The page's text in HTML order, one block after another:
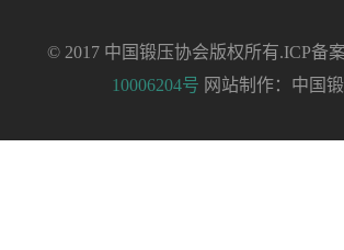
© 2017 中国锻压协会版权所有.ICP备案
10006204号 网站制作：中国